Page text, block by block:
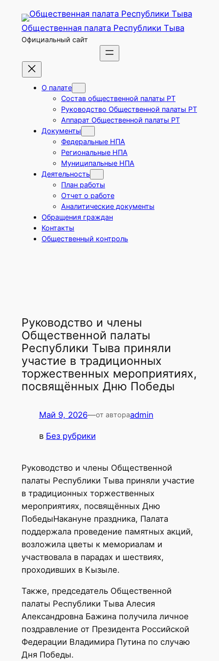
Перейти
содержимому
Общественная палата Республики Тыва
Официальный сайт
О палате
Состав общественной палаты РТ
Руководство Общественной палаты РТ
Аппарат Общественной палаты РТ
Документы
Федеральные НПА
Региональные НПА
Муниципальные НПА
Деятельность
План работы
Отчет о работе
Аналитические документы
Обращения граждан
Контакты
Общественный контроль
Руководство и члены
Общественной палаты
Республики Тыва приняли
участие в традиционных
торжественных мероприятиях,
посвящённых Дню Победы
Май 9, 2026—от автораadmin
в Без рубрики
Руководство и члены Общественной
палаты Республики Тыва приняли участие
в традиционных торжественных
мероприятиях, посвящённых Дню
ПобедыНакануне праздника, Палата
поддержала проведение памятных акций,
возложила цветы к мемориалам и
участвовала в парадах и шествиях,
проходивших в Кызыле.
Также, председатель Общественной
палаты Республики Тыва Алесия
Александровна Бажина получила личное
поздравление от Президента Российской
Федерации Владимира Путина по случаю
Дня Победы.